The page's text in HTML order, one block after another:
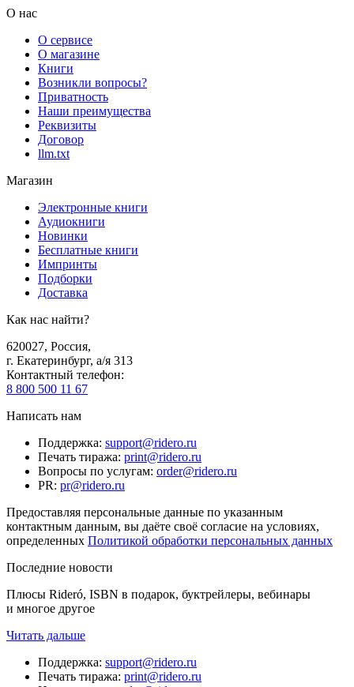
О нас
О сервисе
О магазине
Книги
Возникли вопросы?
Приватность
Наши преимущества
Реквизиты
Договор
llm.txt
Магазин
Электронные книги
Аудиокниги
Новинки
Бесплатные книги
Импринты
Подборки
Доставка
Как нас найти?
620027, Россия,
г. Екатеринбург, а/я 313
Контактный телефон:
8 800 500 11 67
Написать нам
Поддержка: support@ridero.ru
Печать тиража: print@ridero.ru
Вопросы по услугам: order@ridero.ru
PR: pr@ridero.ru
Предоставляя персональные данные по указанным
контактным данным, вы даёте своё согласие на условиях,
определенных Политикой обработки персональных данных
Последние новости
Плюсы Rideró, ISBN в подарок, буктрейлеры, вебинары
и многое другое
Читать дальше
Поддержка: support@ridero.ru
Печать тиража: print@ridero.ru